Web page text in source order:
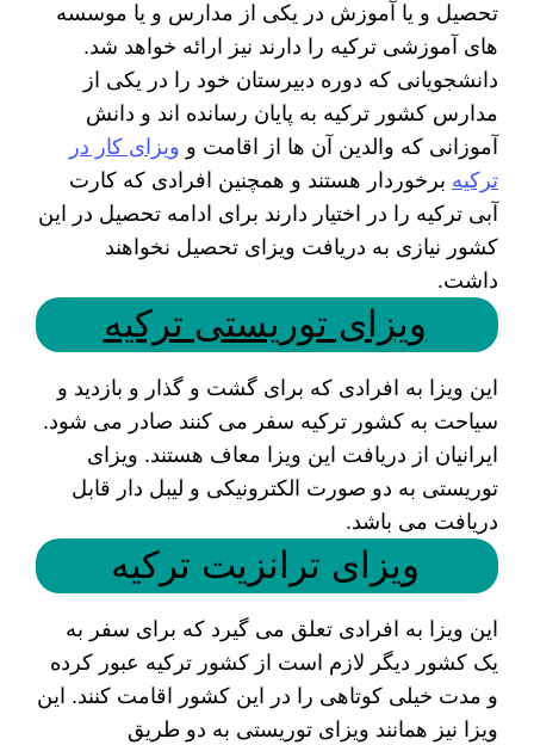
تحصیل و یا آموزش در یکی از مدارس و یا موسسه
های آموزشی ترکیه را دارند نیز ارائه خواهد شد.
دانشجویانی که دوره دبیرستان خود را در یکی از
مدارس کشور ترکیه به پایان رسانده اند و دانش
آموزانی که والدین آن ها از اقامت و ویزای کار در
ترکیه برخوردار هستند و همچنین افرادی که کارت
آبی ترکیه را در اختیار دارند برای ادامه تحصیل در این
کشور نیازی به دریافت ویزای تحصیل نخواهند
داشت.
ویزای توریستی ترکیه
این ویزا به افرادی که برای گشت و گذار و بازدید و
سیاحت به کشور ترکیه سفر می کنند صادر می شود.
ایرانیان از دریافت این ویزا معاف هستند. ویزای
توریستی به دو صورت الکترونیکی و لیبل دار قابل
دریافت می باشد.
ویزای ترانزیت ترکیه
این ویزا به افرادی تعلق می گیرد که برای سفر به
یک کشور دیگر لازم است از کشور ترکیه عبور کرده
و مدت خیلی کوتاهی را در این کشور اقامت کنند. این
ویزا نیز همانند ویزای توریستی به دو طریق